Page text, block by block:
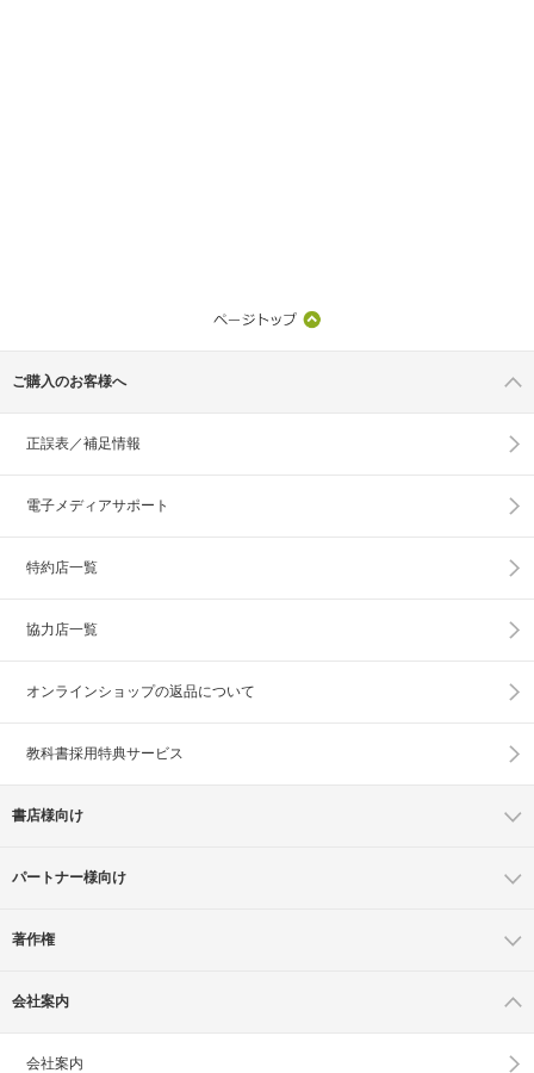
ご購入のお客様へ
正誤表／補足情報
電子メディアサポート
特約店一覧
協力店一覧
オンラインショップの返品について
教科書採用特典サービス
書店様向け
パートナー様向け
著作権
会社案内
会社案内